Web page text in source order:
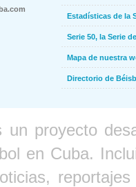
Estadísticas de la
Serie 50, la Serie
Mapa de nuestra
Directorio de
un proyecto
en Cuba.